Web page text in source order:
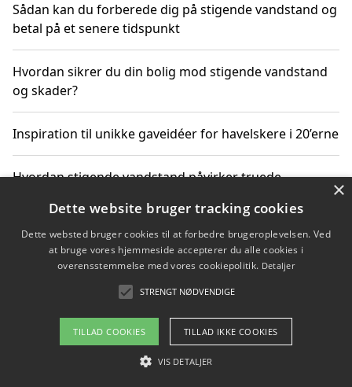
Sådan kan du forberede dig på stigende vandstand og
betal på et senere tidspunkt
Hvordan sikrer du din bolig mod stigende vandstand
og skader?
Inspiration til unikke gaveidéer for havelskere i 20’erne
Hvordan stigende vandstand påvirker truede
Sådan vælger du de bedste vandrerygsække til
vandreture i Danmark
Copyright 2026 - Pilanto Aps
Om / kontakt
×
Dette website bruger tracking cookies
Dette websted bruger cookies til at forbedre brugeroplevelsen. Ved
at bruge vores hjemmeside accepterer du alle cookies i
overensstemmelse med vores cookiepolitik. Detaljer
STRENGT NØDVENDIGE
TILLAD COOKIES TILLAD IKKE COOKIES
VIS DETALJER